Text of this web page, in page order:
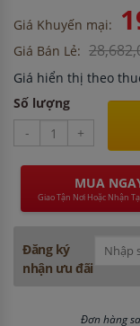
Giá Khuyến mại:
Giá Bán Lẻ:
Giá hiển thị theo
Số lượng
-
+
MUA
Giao Tận Nơi Hoặc Nhận
Đăng ký
nhận ưu đãi
Đơn hàng